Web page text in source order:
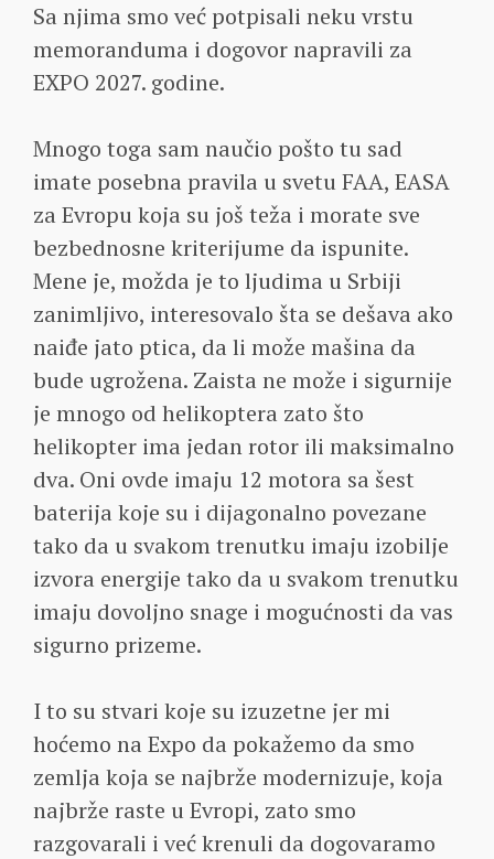
Sa njima smo već potpisali neku vrstu
memoranduma i dogovor napravili za
EXPO 2027. godine.
Mnogo toga sam naučio pošto tu sad
imate posebna pravila u svetu FAA, EASA
za Evropu koja su još teža i morate sve
bezbednosne kriterijume da ispunite.
Mene je, možda je to ljudima u Srbiji
zanimljivo, interesovalo šta se dešava ako
naiđe jato ptica, da li može mašina da
bude ugrožena. Zaista ne može i sigurnije
je mnogo od helikoptera zato što
helikopter ima jedan rotor ili maksimalno
dva. Oni ovde imaju 12 motora sa šest
baterija koje su i dijagonalno povezane
tako da u svakom trenutku imaju izobilje
izvora energije tako da u svakom trenutku
imaju dovoljno snage i mogućnosti da vas
sigurno prizeme.
I to su stvari koje su izuzetne jer mi
hoćemo na Expo da pokažemo da smo
zemlja koja se najbrže modernizuje, koja
najbrže raste u Evropi, zato smo
razgovarali i već krenuli da dogovaramo